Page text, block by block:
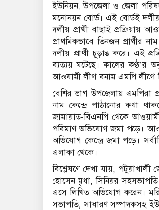
ইউনিয়ন, উপজেলা ও জেলা পরিষদ
মনোনয়ন বোর্ড। এই বোর্ডই দলীয়
দলীয় প্রার্থী বাছাই
প্রাথমিকভাবে তিনজন প্রার্থীর
দলীয় প্রার্থী চূড়ান্ত করে। এই
ব্যত্যয় ঘটেছে। কালের কণ্ঠ’র
আওয়ামী লীগ বনাম এমপি লীগে
বেশির ভাগ উপজেলায় এমপিরা
নাম কেন্দ্রে পাঠানোর কথা
জামায়াত-বিএনপি থেকে
পরিমাণ অভিযোগ জমা পড়ে।
অভিযোগ কেন্দ্রে জমা পড়ে।
এলাকা থেকে।
বিশ্লেষণে দেখা যায়,
হোসেন মৃধা, সিনিয়র সহসভাপতি
এসে লিখিত অভিযোগ করেন।
সভাপতি, সাধারণ সম্পাদকসহ